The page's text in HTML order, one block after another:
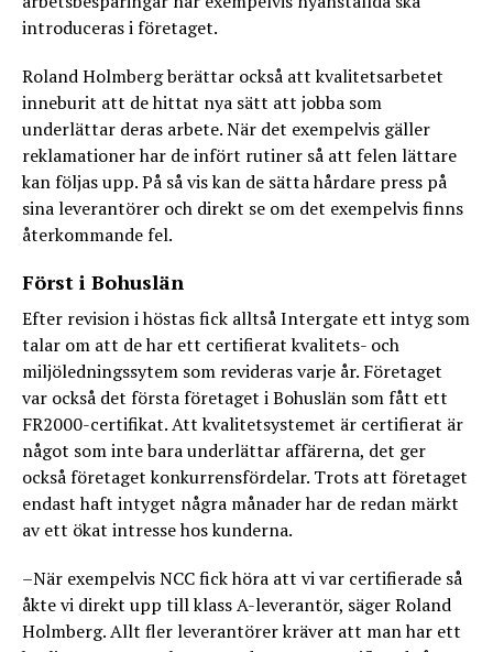
introduceras i företaget.
Roland Holmberg berättar också att kvalitetsarbetet
inneburit att de hittat nya sätt att jobba som
underlättar deras arbete. När det exempelvis gäller
reklamationer har de infört rutiner så att felen lättare
kan följas upp. På så vis kan de sätta hårdare press på
sina leverantörer och direkt se om det exempelvis finns
återkommande fel.
Först i Bohuslän
Efter revision i höstas fick alltså Intergate ett intyg som
talar om att de har ett certifierat kvalitets- och
miljöledningssytem som revideras varje år. Företaget
var också det första företaget i Bohuslän som fått ett
FR2000-certifikat. Att kvalitetsystemet är certifierat är
något som inte bara underlättar affärerna, det ger
också företaget konkurrensfördelar. Trots att företaget
endast haft intyget några månader har de redan märkt
av ett ökat intresse hos kunderna.
–När exempelvis NCC fick höra att vi var certifierade så
åkte vi direkt upp till klass A-leverantör, säger Roland
Holmberg. Allt fler leverantörer kräver att man har ett